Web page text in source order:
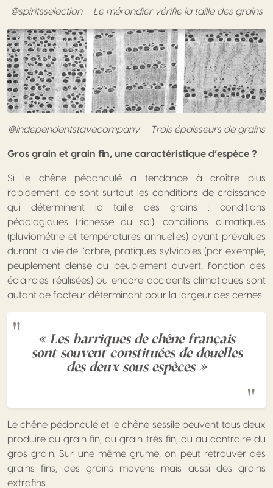
@spiritsselection – Le mérandier vérifie la taille des grains
@independentstavecompany – Trois épaisseurs de grains
Gros grain et grain fin, une caractéristique d’espèce ?
Si le chêne pédonculé a tendance à croître plus
rapidement, ce sont surtout les conditions de croissance
qui déterminent la taille des grains : conditions
pédologiques (richesse du sol), conditions climatiques
(pluviométrie et températures annuelles) ayant prévalues
durant la vie de l’arbre, pratiques sylvicoles (par exemple,
peuplement dense ou peuplement ouvert, fonction des
éclaircies réalisées) ou encore accidents climatiques sont
autant de facteur déterminant pour la largeur des cernes.
« Les barriques de chêne français
sont souvent constituées de douelles
des deux sous espèces »
Le chêne pédonculé et le chêne sessile peuvent tous deux
produire du grain fin, du grain très fin, ou au contraire du
gros grain. Sur une même grume, on peut retrouver des
grains fins, des grains moyens mais aussi des grains
extrafins.